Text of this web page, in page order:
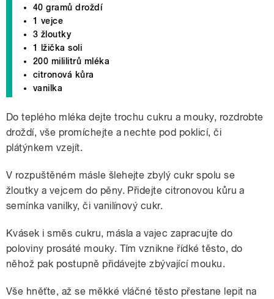
40 gramů droždí
1 vejce
3 žloutky
1 lžička soli
200 mililitrů mléka
citronová kůra
vanilka
Do teplého mléka dejte trochu cukru a mouky, rozdrobte
droždí, vše promíchejte a nechte pod poklicí, či
plátýnkem vzejít.
V rozpuštěném másle šlehejte zbylý cukr spolu se
žloutky a vejcem do pěny. Přidejte citronovou kůru a
semínka vanilky, či vanilínový cukr.
Kvásek i směs cukru, másla a vajec zapracujte do
poloviny prosáté mouky. Tím vznikne řídké těsto, do
něhož pak postupně přidávejte zbývající mouku.
Vše hněťte, až se měkké vláčné těsto přestane lepit na